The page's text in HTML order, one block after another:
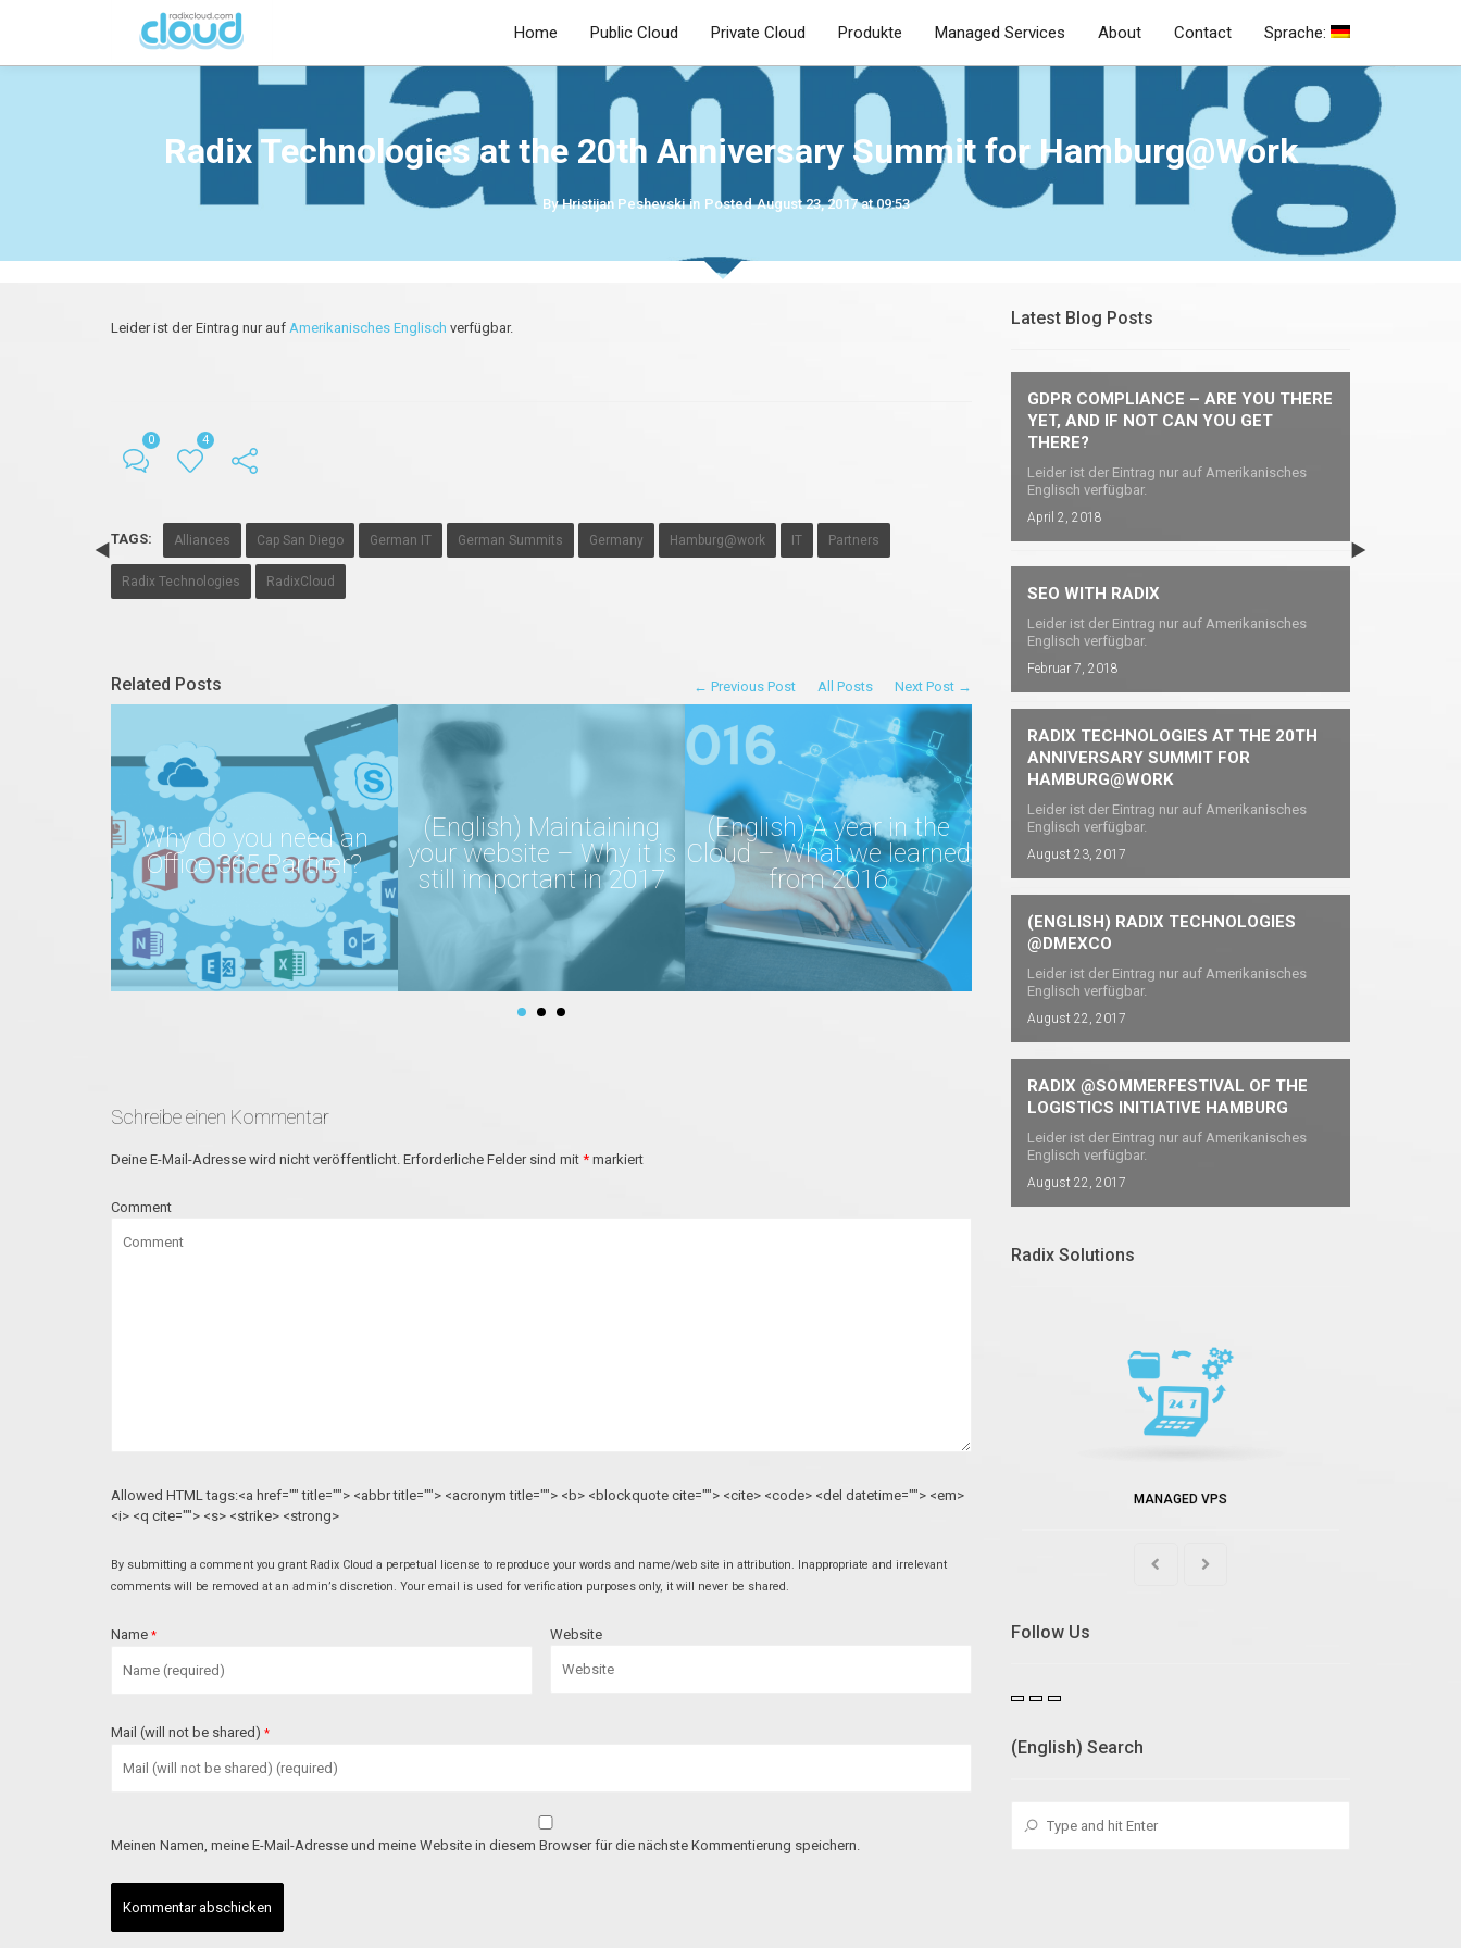
Home Public Cloud Private Cloud Produkte Managed Services About Contact Sprache:
Radix Technologies at the 20th Anniversary Summit for Hamburg@Work
By Hristijan Peshevski in Posted August 23, 2017 at 09:53
Leider ist der Eintrag nur auf Amerikanisches Englisch verfügbar.
0 4
TAGS: Alliances Cap San Diego German IT German Summits Germany Hamburg@work IT Partners
Radix Technologies RadixCloud
Related Posts ← Previous Post All Posts Next Post →
Why do you need an
Office 365 Partner?
Find out more →
(English) Maintaining
your website – Why it is
still important in 2017
(English) A year in the
Cloud – What we learned
from 2016
2017 – The next year in
Cloud
Schreibe einen Kommentar
Deine E-Mail-Adresse wird nicht veröffentlicht. Erforderliche Felder sind mit * markiert
Comment
Allowed HTML tags:<a href="" title=""> <abbr title=""> <acronym title=""> <b> <blockquote cite=""> <cite> <code> <del datetime=""> <em>
<i> <q cite=""> <s> <strike> <strong>
By submitting a comment you grant Radix Cloud a perpetual license to reproduce your words and name/web site in attribution. Inappropriate and irrelevant
comments will be removed at an admin’s discretion. Your email is used for verification purposes only, it will never be shared.
Name * Website
Mail (will not be shared) *
Meinen Namen, meine E-Mail-Adresse und meine Website in diesem Browser für die nächste Kommentierung speichern.
Latest Blog Posts
GDPR COMPLIANCE – ARE YOU THERE
YET, AND IF NOT CAN YOU GET
THERE?
Leider ist der Eintrag nur auf Amerikanisches
Englisch verfügbar.
April 2, 2018
SEO WITH RADIX
Leider ist der Eintrag nur auf Amerikanisches
Englisch verfügbar.
Februar 7, 2018
RADIX TECHNOLOGIES AT THE 20TH
ANNIVERSARY SUMMIT FOR
HAMBURG@WORK
Leider ist der Eintrag nur auf Amerikanisches
Englisch verfügbar.
August 23, 2017
(ENGLISH) RADIX TECHNOLOGIES
@DMEXCO
Leider ist der Eintrag nur auf Amerikanisches
Englisch verfügbar.
August 22, 2017
RADIX @SOMMERFESTIVAL OF THE
LOGISTICS INITIATIVE HAMBURG
Leider ist der Eintrag nur auf Amerikanisches
Englisch verfügbar.
August 22, 2017
Radix Solutions
MANAGED VPS
Follow Us
(English) Search